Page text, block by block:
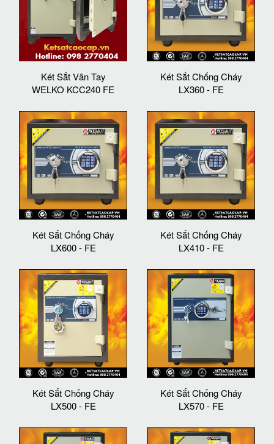
Két Sắt Vân Tay
WELKO KCC240 FE
Két Sắt Chống Cháy
LX360 - FE
Két Sắt Chống Cháy
LX600 - FE
Két Sắt Chống Cháy
LX410 - FE
Két Sắt Chống Cháy
LX500 - FE
Két Sắt Chống Cháy
LX570 - FE